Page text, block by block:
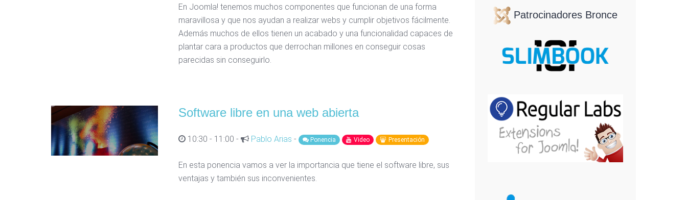
En Joomla! tenemos muchos componentes que funcionan de una forma
maravillosa y que nos ayudan a realizar webs y cumplir objetivos fácilmente.
Además muchos de ellos tienen un acabado y una funcionalidad capaces de
plantar cara a productos que derrochan millones en conseguir cosas
parecidas sin conseguirlo.
Software libre en una web abierta
10:30 - 11:00 - Pablo Arias - Ponencia Video Presentación
En esta ponencia vamos a ver la importancia que tiene el software libre, sus
ventajas y también sus inconvenientes.
Patrocinadores Bronce